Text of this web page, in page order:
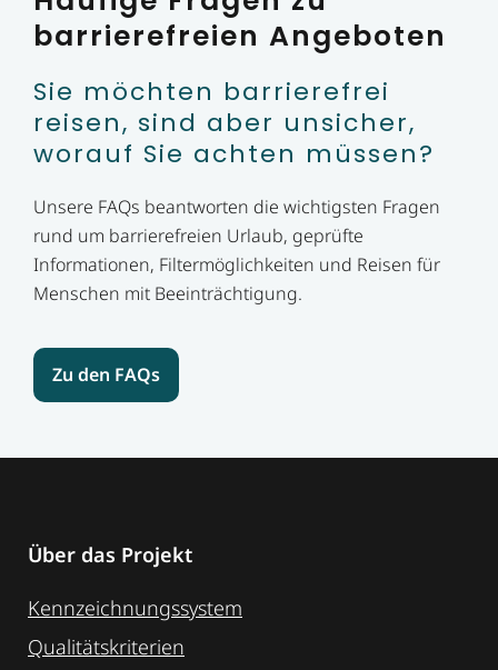
barrierefreien Angeboten
Sie möchten barrierefrei
reisen, sind aber unsicher,
worauf Sie achten müssen?
Unsere FAQs beantworten die wichtigsten Fragen
rund um barrierefreien Urlaub, geprüfte
Informationen, Filtermöglichkeiten und Reisen für
Menschen mit Beeinträchtigung.
Zu den FAQs
Über das Projekt
Kennzeichnungssystem
Qualitätskriterien